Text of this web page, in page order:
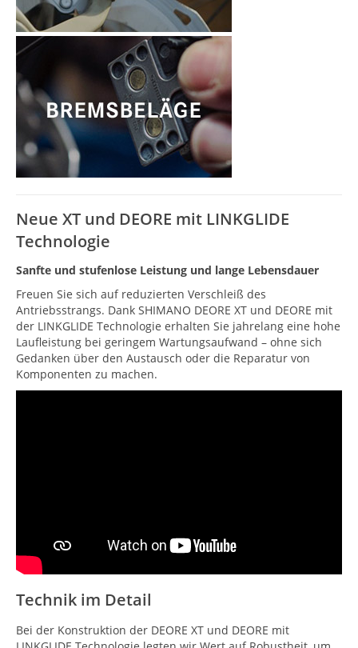
Neue XT und DEORE mit LINKGLIDE
Technologie
Sanfte und stufenlose Leistung und lange Lebensdauer
Freuen Sie sich auf reduzierten Verschleiß des
Antriebsstrangs. Dank SHIMANO DEORE XT und DEORE mit
der LINKGLIDE Technologie erhalten Sie jahrelang eine hohe
Laufleistung bei geringem Wartungsaufwand – ohne sich
Gedanken über den Austausch oder die Reparatur von
Komponenten zu machen.
Technik im Detail
Bei der Konstruktion der DEORE XT und DEORE mit